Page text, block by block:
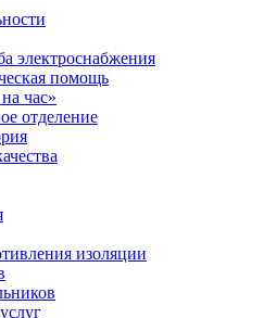
электроснабжения
помощь
час»
отделение
изоляции